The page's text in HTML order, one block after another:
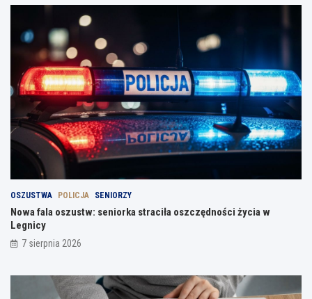
OSZUSTWA POLICJA SENIORZY
Nowa fala oszustw: seniorka straciła oszczędności życia w
Legnicy
7 sierpnia 2026